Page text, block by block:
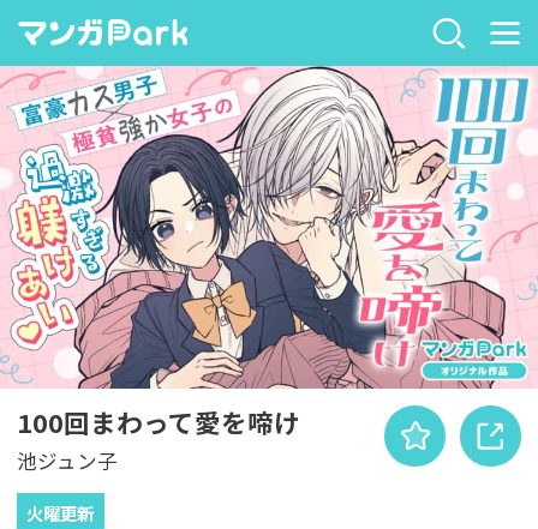
100回まわって愛を啼け
池ジュン子
火曜更新